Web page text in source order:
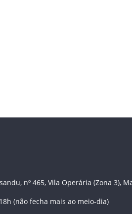
nº 465, Vila Operária (Zona 3),
(não fecha mais ao meio-dia)